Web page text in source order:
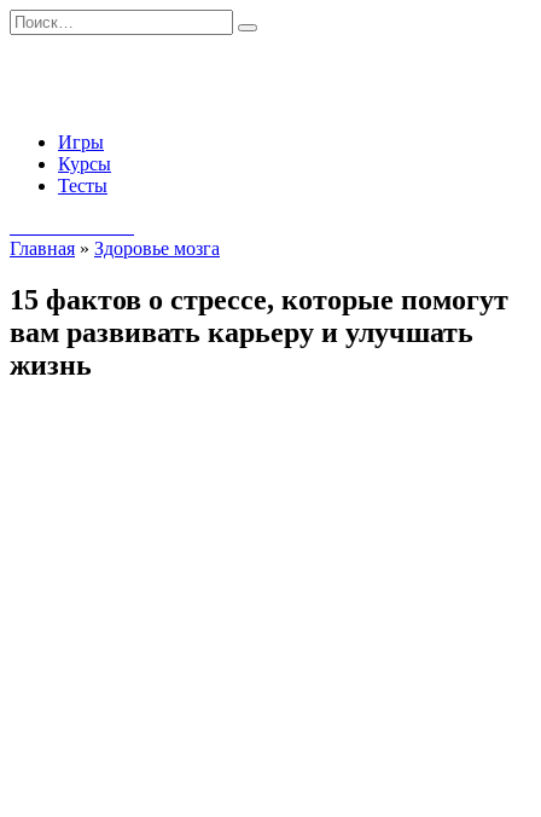
Перейти
к
Search
for:
Игры
Курсы
Тесты
Главная » Здоровье мозга
15 фактов о стрессе, которые помогут
вам развивать карьеру и улучшать
жизнь